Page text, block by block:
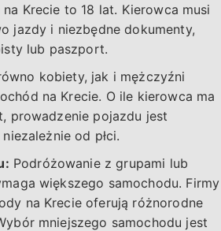
Krecie to 18 lat. Kierowca musi
jazdy i niezbędne dokumenty,
lub paszport.
kobiety, jak i mężczyźni
na Krecie. O ile kierowca ma
prowadzenie pojazdu jest
od płci.
Podróżowanie z grupami lub
większego samochodu. Firmy
na Krecie oferują różnorodne
mniejszego samochodu jest